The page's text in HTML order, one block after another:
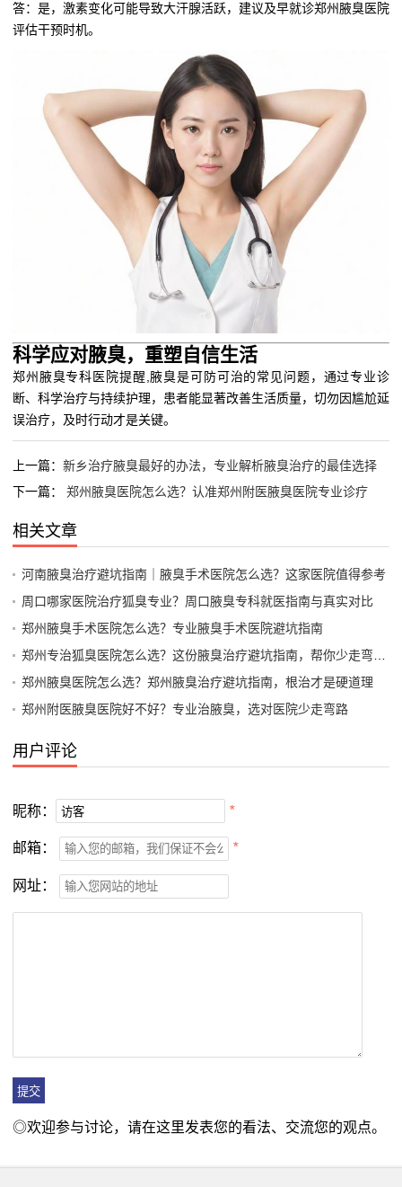
答：是，激素变化可能导致大汗腺活跃，建议及早就诊郑州腋臭医院
评估干预时机。
科学应对腋臭，重塑自信生活
郑州腋臭专科医院提醒,腋臭是可防可治的常见问题，通过专业诊
断、科学治疗与持续护理，患者能显著改善生活质量，切勿因尴尬延
误治疗，及时行动才是关键。
上一篇： 新乡治疗腋臭最好的办法，专业解析腋臭治疗的最佳选择
下一篇： 郑州腋臭医院怎么选？认准郑州附医腋臭医院专业诊疗
相关文章
河南腋臭治疗避坑指南｜腋臭手术医院怎么选？这家医院值得参考
周口哪家医院治疗狐臭专业？周口腋臭专科就医指南与真实对比
郑州腋臭手术医院怎么选？专业腋臭手术医院避坑指南
郑州腋臭医院怎么选？郑州腋臭治疗避坑指南，根治才是硬道理
郑州附医腋臭医院好不好？专业治腋臭，选对医院少走弯路
用户评论
昵称： *
邮箱： *
网址：
◎欢迎参与讨论，请在这里发表您的看法、交流您的观点。